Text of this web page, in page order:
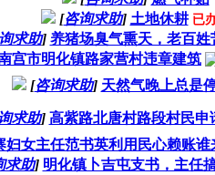
[咨询求助] 土地休耕 已
求助] 养猪场臭气熏天，老百姓
宫市明化镇路家营村违章建筑
[咨询求助] 天然气晚上总是
求助] 高紫路北唐村路段村民申
妇女主任范书英利用民心赖账谁
求助] 明化镇卜吉屯支书，主任